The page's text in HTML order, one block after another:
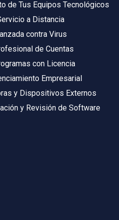
de Tus Equipos Tecnológicos
a Distancia
contra Virus
de Cuentas
con Licencia
Empresarial
y Dispositivos Externos
y Revisión de Software